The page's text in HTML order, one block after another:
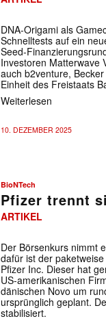
DNA-Origami als
Schnelltests auf ein
Seed-
Investoren Matterwave
auch b2venture,
Einheit des Freistaats
Weiterlesen
10. DEZEMBER 2025
BioNTech
Pfizer trennt
ARTIKEL
Der Börsenkurs nimmt
dafür ist der
Pfizer Inc. Dieser hat
US-amerikanischen
dänischen Novo um
ursprünglich geplant.
stabilisiert.